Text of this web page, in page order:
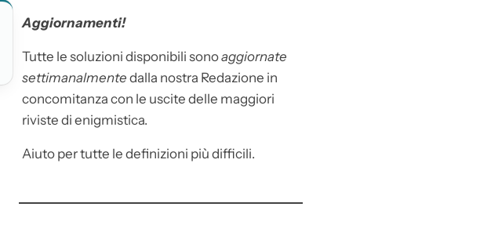
Aggiornamenti!
Tutte le soluzioni disponibili sonoaggiornate
settimanalmente dalla nostra Redazione in
concomitanza con le uscite delle maggiori
riviste di enigmistica.
Aiuto per tutte le definizioni più difficili.